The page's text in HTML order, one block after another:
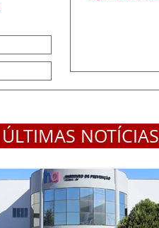
ÚLTIMAS NOTÍCIAS